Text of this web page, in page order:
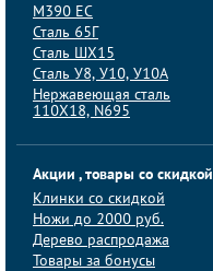
M390 ЕС
Сталь 65Г
Сталь ШХ15
Сталь У8, У10, У10А
Нержавеющая сталь
110Х18, N695
Акции , товары со скидкой
Клинки со скидкой
Ножи до 2000 руб.
Дерево распродажа
Товары за бонусы